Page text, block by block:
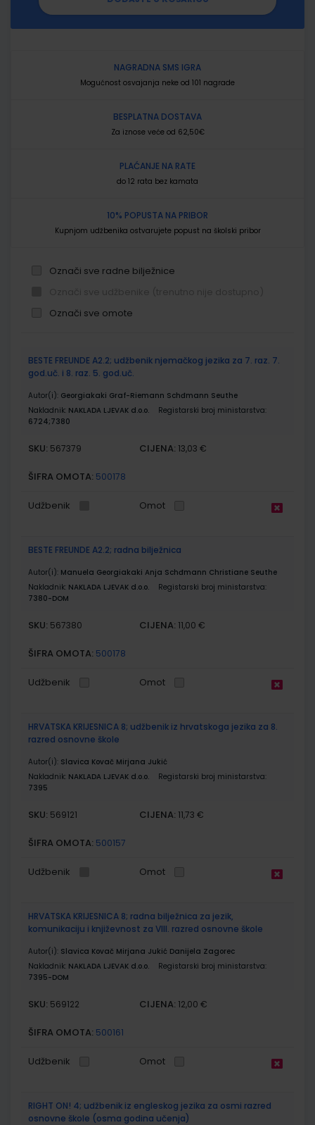
NAGRADNA SMS IGRA
Mogućnost osvajanja neke od 101 nagrade
BESPLATNA DOSTAVA
Za iznose veće od 62,50€
PLAĆANJE NA RATE
do 12 rata bez kamata
10% POPUSTA NA PRIBOR
Kupnjom udžbenika ostvarujete popust na školski pribor
Označi sve radne bilježnice
Označi sve omote
proizvodi
BESTE FREUNDE A2.2; udžbenik njemačkog jezika za 7. raz. 7.
god.uč. i 8. raz. 5. god.uč.
Autor(i): Georgiakaki Graf-Riemann Schđmann Seuthe
Nakladnik: NAKLADA LJEVAK d.o.o.
Registarski broj ministarstva:
6724;7380
SKU: 567379 CIJENA: 13,03 €
ŠIFRA OMOTA: 500178
Udžbenik Omot
BESTE FREUNDE A2.2; radna bilježnica
Autor(i): Manuela Georgiakaki Anja Schđmann Christiane Seuthe
Nakladnik: NAKLADA LJEVAK d.o.o.
Registarski broj ministarstva:
7380-DOM
SKU: 567380 CIJENA: 11,00 €
ŠIFRA OMOTA: 500178
Udžbenik Omot
HRVATSKA KRIJESNICA 8; udžbenik iz hrvatskoga jezika za 8.
razred osnovne škole
Autor(i): Slavica Kovač Mirjana Jukić
Nakladnik: NAKLADA LJEVAK d.o.o.
Registarski broj ministarstva:
7395
SKU: 569121 CIJENA: 11,73 €
ŠIFRA OMOTA: 500157
Udžbenik Omot
HRVATSKA KRIJESNICA 8; radna bilježnica za jezik,
komunikaciju i književnost za VIII. razred osnovne škole
Autor(i): Slavica Kovač Mirjana Jukić Danijela Zagorec
Nakladnik: NAKLADA LJEVAK d.o.o.
Registarski broj ministarstva:
7395-DOM
SKU: 569122 CIJENA: 12,00 €
ŠIFRA OMOTA: 500161
Udžbenik Omot
RIGHT ON! 4; udžbenik iz engleskog jezika za osmi razred
osnovne škole (osma godina učenja)